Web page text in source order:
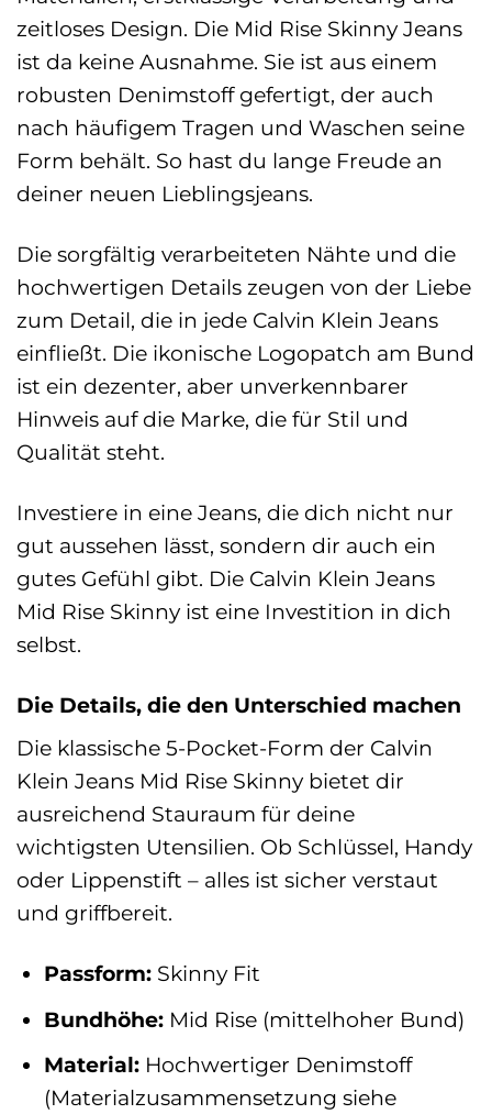
zeitloses Design. Die Mid Rise Skinny Jeans
ist da keine Ausnahme. Sie ist aus einem
robusten Denimstoff gefertigt, der auch
nach häufigem Tragen und Waschen seine
Form behält. So hast du lange Freude an
deiner neuen Lieblingsjeans.
Die sorgfältig verarbeiteten Nähte und die
hochwertigen Details zeugen von der Liebe
zum Detail, die in jede Calvin Klein Jeans
einfließt. Die ikonische Logopatch am Bund
ist ein dezenter, aber unverkennbarer
Hinweis auf die Marke, die für Stil und
Qualität steht.
Investiere in eine Jeans, die dich nicht nur
gut aussehen lässt, sondern dir auch ein
gutes Gefühl gibt. Die Calvin Klein Jeans
Mid Rise Skinny ist eine Investition in dich
selbst.
Die Details, die den Unterschied machen
Die klassische 5-Pocket-Form der Calvin
Klein Jeans Mid Rise Skinny bietet dir
ausreichend Stauraum für deine
wichtigsten Utensilien. Ob Schlüssel, Handy
oder Lippenstift – alles ist sicher verstaut
und griffbereit.
Passform:Skinny Fit
Bundhöhe:Mid Rise (mittelhoher Bund)
Material:Hochwertiger Denimstoff
(Materialzusammensetzung siehe